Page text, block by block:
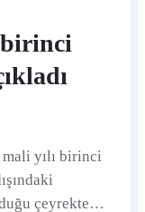
birinci
yılı birinci
çeyrekte